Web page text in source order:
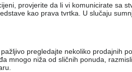
provjerite da li vi komunicirate sa
kao prava tvrtka. U slučaju
pregledajte nekoliko prodajnih
mnogo niža od sličnih ponuda,